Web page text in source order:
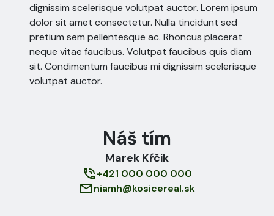
dignissim scelerisque volutpat auctor. Lorem ipsum
dolor sit amet consectetur. Nulla tincidunt sed
pretium sem pellentesque ac. Rhoncus placerat
neque vitae faucibus. Volutpat faucibus quis diam
sit. Condimentum faucibus mi dignissim scelerisque
volutpat auctor.
Náš tím
Marek Kŕčik
+421 000 000 000
niamh@kosicereal.sk